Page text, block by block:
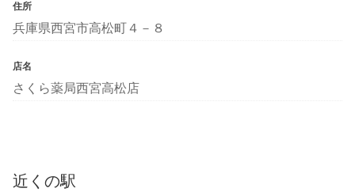
住所
兵庫県西宮市高松町４－８
店名
さくら薬局西宮高松店
近くの駅